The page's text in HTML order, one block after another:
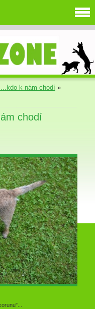
k nám chodí »
chodí